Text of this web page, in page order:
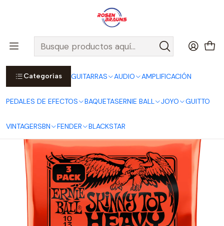
Categorías GUITARRAS AUDIO AMPLIFICACIÓN
PEDALES DE EFECTOS BAQUETASERNIE BALL JOYO GUITTO
VINTAGERSBN FENDER BLACKSTAR
Por compras sobre $25.000 en Santiago urbano, Colina o
Padre Hurtado, incluimos el despacho!
Ver Detalles
Inicio ERNIE BALL
CUERDAS ERNIE BALL
Cuerdas Eléctricas ERNIE BALL
SLINKY Series
10-52 - Pack de 3 P03215